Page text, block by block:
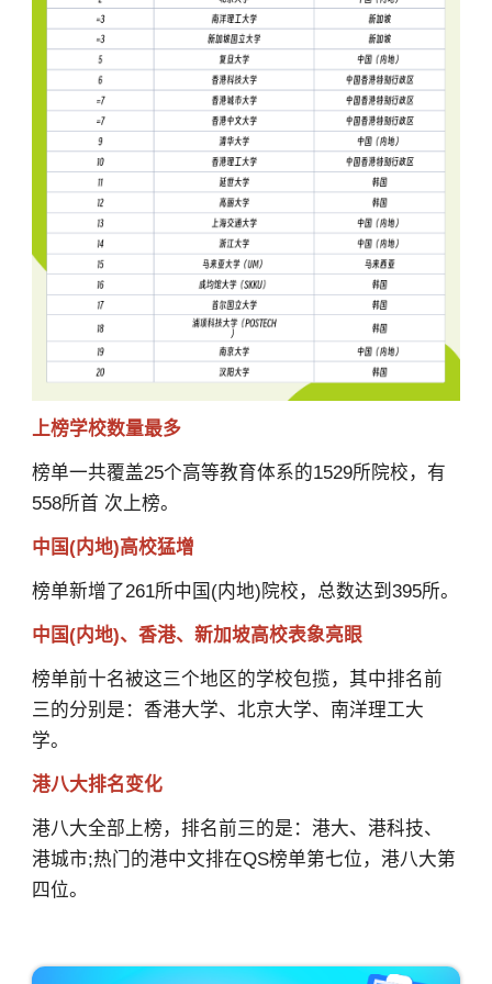
上榜学校数量最多
榜单一共覆盖25个高等教育体系的1529所院校，有
558所首 次上榜。
中国(内地)高校猛增
榜单新增了261所中国(内地)院校，总数达到395所。
中国(内地)、香港、新加坡高校表象亮眼
榜单前十名被这三个地区的学校包揽，其中排名前
三的分别是：香港大学、北京大学、南洋理工大
学。
港八大排名变化
港八大全部上榜，排名前三的是：港大、港科技、
港城市;热门的港中文排在QS榜单第七位，港八大第
四位。